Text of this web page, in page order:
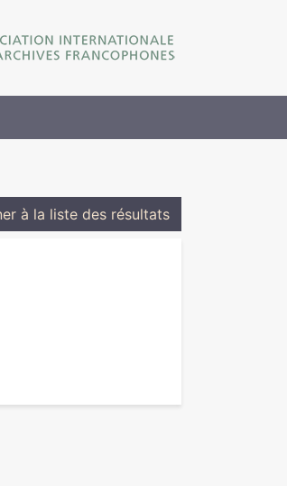
à la liste des résultats